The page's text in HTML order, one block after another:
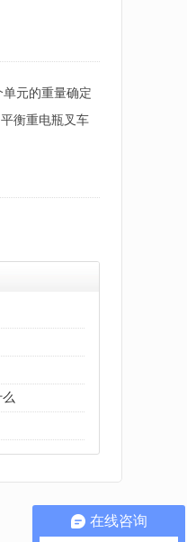
元的重量确定
衡重电瓶叉车
在线咨询